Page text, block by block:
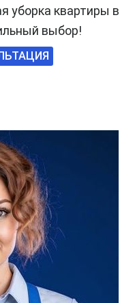
уборка квартиры в
выбор!